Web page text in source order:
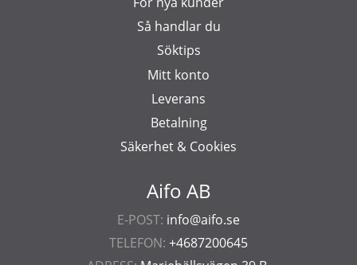
Aifo AB
E-POST: info@aifo.se
TELEFON: +4687200645
Så handlar du
Söktips
Mitt konto
Leverans
Betalning
Säkerhet & Cookies